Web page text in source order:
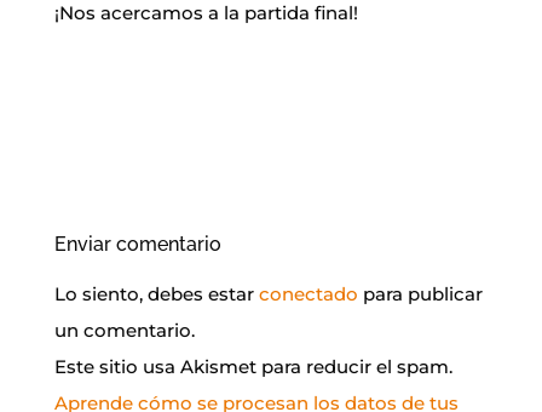
¡Nos acercamos a la partida final!
Enviar comentario
Lo siento, debes estar conectado para publicar
un comentario.
Este sitio usa Akismet para reducir el spam.
Aprende cómo se procesan los datos de tus